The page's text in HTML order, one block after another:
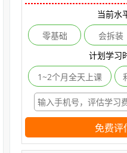
当前水
零基础
会拆装
计划学习
1~2个月全天上课
免费评